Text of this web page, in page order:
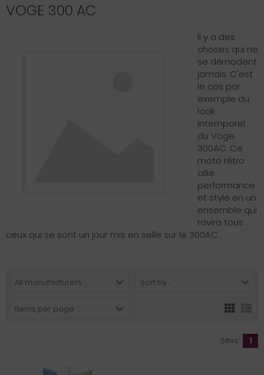
VOGE 300 AC
Il y a des
choses qui ne
se démodent
jamais. C'est
le cas par
exemple du
look
intemporel
du Voge
300AC. Ce
moto rétro
allie
performance
et style en un
ensemble qui
ravira tous
ceux qui se sont un jour mis en selle sur le 300AC.
All manufacturers Sort by ...
Items per page
Sites: 1